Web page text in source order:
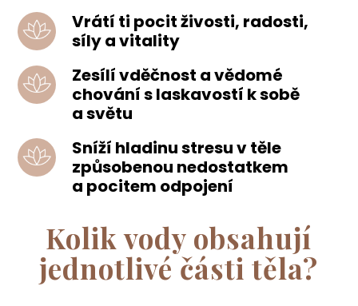
Vrátí ti pocit živosti, radosti,
síly a vitality
Zesílí vděčnost a vědomé
chování s laskavostí k sobě
a světu
Sníží hladinu stresu v těle
způsobenou nedostatkem
a pocitem odpojení
Kolik vody obsahují
jednotlivé části těla?